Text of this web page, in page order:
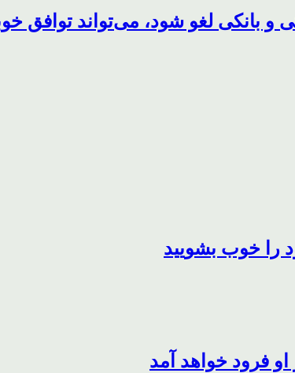
و بانکی لغو شود، می‌تواند توافق
را خوب بشویید
فرود خواهد آمد